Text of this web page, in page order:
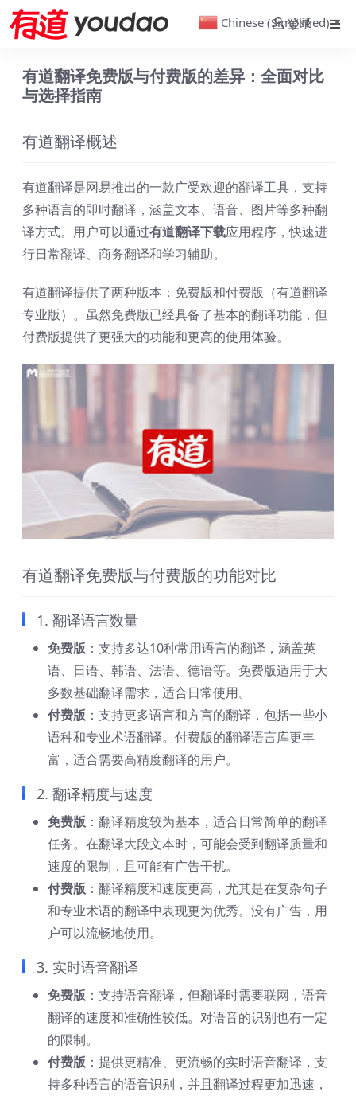
登录
有道翻译免费版与付费版的差异：全面对比
与选择指南
有道翻译概述
有道翻译是网易推出的一款广受欢迎的翻译工具，支持
多种语言的即时翻译，涵盖文本、语音、图片等多种翻
译方式。用户可以通过有道翻译下载应用程序，快速进
行日常翻译、商务翻译和学习辅助。
有道翻译提供了两种版本：免费版和付费版（有道翻译
专业版）。虽然免费版已经具备了基本的翻译功能，但
付费版提供了更强大的功能和更高的使用体验。
有道翻译免费版与付费版的功能对比
1. 翻译语言数量
免费版 ：支持多达10种常用语言的翻译，涵盖英
语、日语、韩语、法语、德语等。免费版适用于大
多数基础翻译需求，适合日常使用。
付费版 ：支持更多语言和方言的翻译，包括一些小
语种和专业术语翻译。付费版的翻译语言库更丰
富，适合需要高精度翻译的用户。
2. 翻译精度与速度
免费版 ：翻译精度较为基本，适合日常简单的翻译
任务。在翻译大段文本时，可能会受到翻译质量和
速度的限制，且可能有广告干扰。
付费版 ：翻译精度和速度更高，尤其是在复杂句子
和专业术语的翻译中表现更为优秀。没有广告，用
户可以流畅地使用。
3. 实时语音翻译
免费版 ：支持语音翻译，但翻译时需要联网，语音
翻译的速度和准确性较低。对语音的识别也有一定
的限制。
付费版 ：提供更精准、更流畅的实时语音翻译，支
持多种语言的语音识别，并且翻译过程更加迅速，
Chinese (Simplified) ▼